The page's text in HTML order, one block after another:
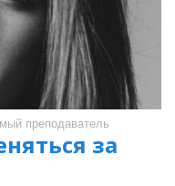
преподаватель
за